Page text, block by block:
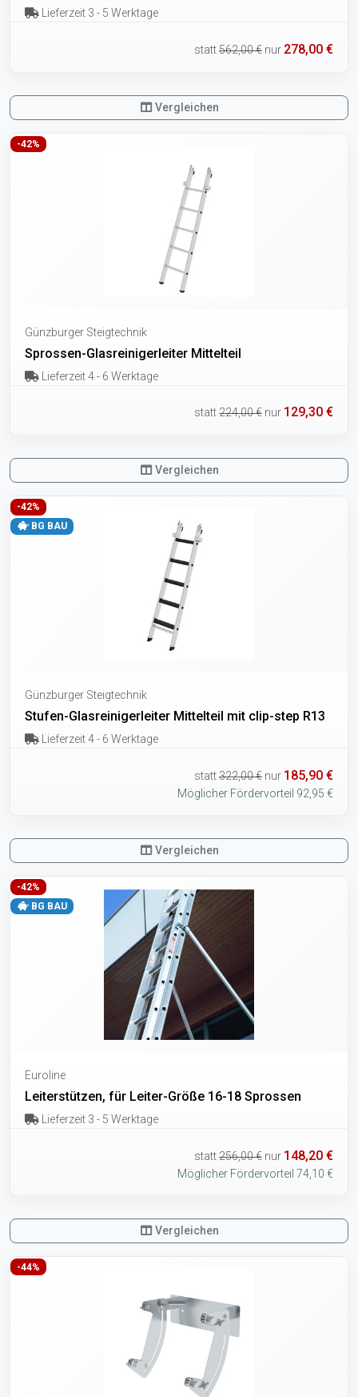
Lieferzeit 3 - 5 Werktage
statt562,00 € nur 278,00 €
Vergleichen
-42%
Günzburger Steigtechnik
Sprossen-Glasreinigerleiter Mittelteil
Lieferzeit 4 - 6 Werktage
statt224,00 € nur 129,30 €
Vergleichen
-42%
BG BAU
Günzburger Steigtechnik
Stufen-Glasreinigerleiter Mittelteil mit clip-step R13
Lieferzeit 4 - 6 Werktage
statt322,00 € nur 185,90 €
Möglicher Fördervorteil 92,95 €
Vergleichen
-42%
BG BAU
Euroline
Leiterstützen, für Leiter-Größe 16-18 Sprossen
Lieferzeit 3 - 5 Werktage
statt256,00 € nur 148,20 €
Möglicher Fördervorteil 74,10 €
Vergleichen
-44%